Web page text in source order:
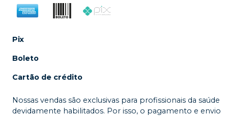
Pix
Boleto
Cartão de crédito
Nossas vendas são exclusivas para profissionais da saúde
devidamente habilitados. Por isso, o pagamento e envio